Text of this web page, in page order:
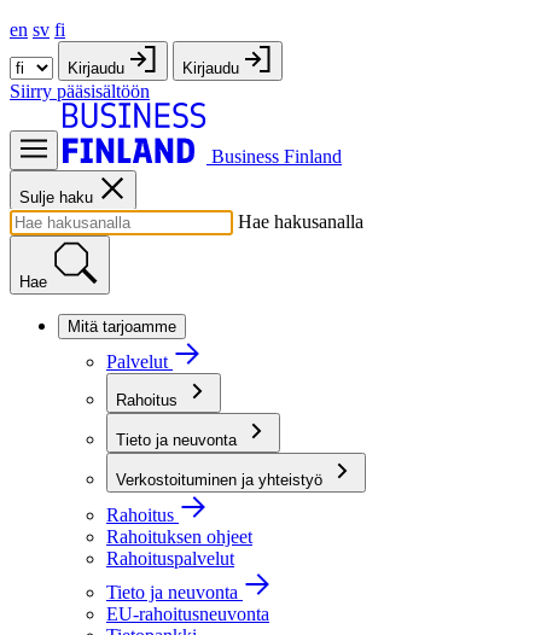
en sv fi
Kirjaudu Kirjaudu
Siirry pääsisältöön
Business Finland
Sulje haku
Hae hakusanalla
Hae
Mitä tarjoamme
Palvelut
Rahoitus
Tieto ja neuvonta
Verkostoituminen ja yhteistyö
Rahoitus
Rahoituksen ohjeet
Rahoituspalvelut
Tieto ja neuvonta
EU-rahoitusneuvonta